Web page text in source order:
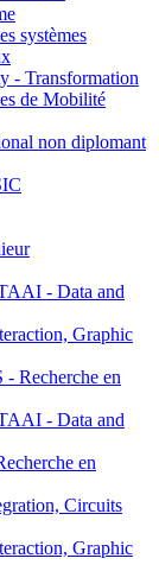
systèmes
- Transformation
de Mobilité
non diplomant
- Data and
Graphic
Recherche en
- Data and
en
Circuits
Graphic